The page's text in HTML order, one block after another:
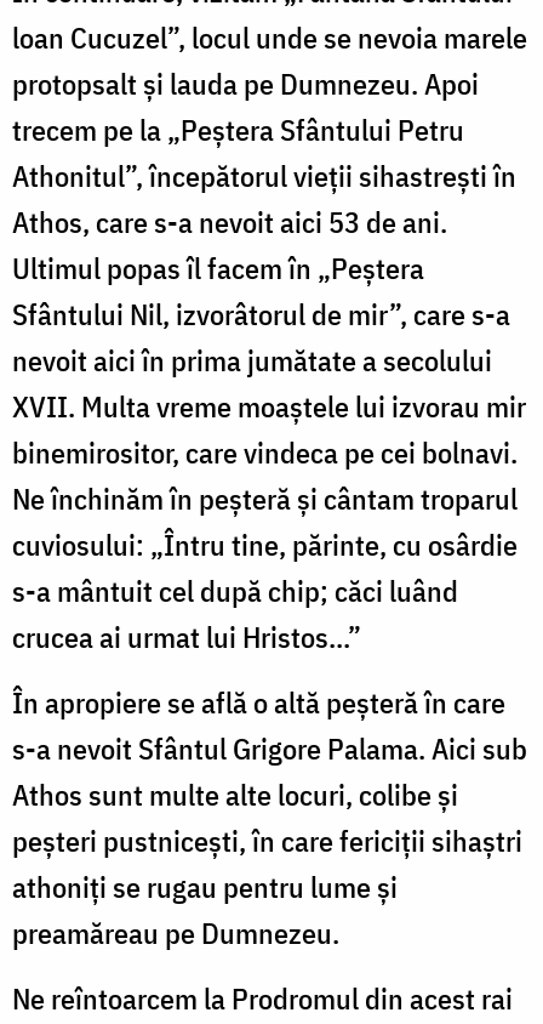
loan Cucuzel”, locul unde se nevoia marele
protopsalt și lauda pe Dumnezeu. Apoi
trecem pe la „Peștera Sfântului Petru
Athonitul”, începătorul vieții sihastrești în
Athos, care s-a nevoit aici 53 de ani.
Ultimul popas îl facem în „Peştera
Sfântului Nil, izvorâtorul de mir”, care s-a
nevoit aici în prima jumătate a secolului
XVII. Multa vreme moaștele lui izvorau mir
binemirositor, care vindeca pe cei bolnavi.
Ne închinăm în peșteră și cântam troparul
cuviosului: „Întru tine, părinte, cu osârdie
s-a mântuit cel după chip; căci luând
crucea ai urmat lui Hristos...”
În apropiere se află o altă peșteră în care
s-a nevoit Sfântul Grigore Palama. Aici sub
Athos sunt multe alte locuri, colibe și
peșteri pustnicești, în care fericiții sihaștri
athoniţi se rugau pentru lume și
preamăreau pe Dumnezeu.
Ne reîntoarcem la Prodromul din acest rai